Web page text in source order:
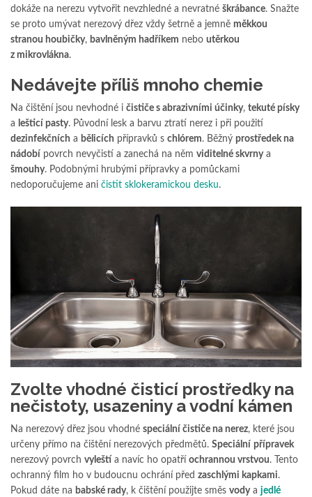
dokáže na nerezu vytvořit nevzhledné a nevratné škrábance. Snažte
se proto umývat nerezový dřez vždy šetrně a jemně měkkou
stranou houbičky, bavlněným hadříkem nebo utěrkou
z mikrovlákna.
Nedávejte příliš mnoho chemie
Na čištění jsou nevhodné i čističe s abrazivními účinky, tekuté písky
a lešticí pasty. Původní lesk a barvu ztratí nerez i při použití
dezinfekčních a bělicích přípravků s chlórem. Běžný prostředek na
nádobí povrch nevyčistí a zanechá na něm viditelné skvrnya
šmouhy. Podobnými hrubými přípravky a pomůckami
nedoporučujeme ani čistit sklokeramickou desku.
Zvolte vhodné čisticí prostředky na
nečistoty, usazeniny a vodní kámen
Na nerezový dřez jsou vhodné speciální čističe na nerez, které jsou
určeny přímo na čištění nerezových předmětů. Speciální přípravek
nerezový povrch vyleští a navíc ho opatří ochrannou vrstvou. Tento
ochranný film ho v budoucnu ochrání před zaschlými kapkami.
Pokud dáte na babské rady, k čištění použijte směs vodya jedlé